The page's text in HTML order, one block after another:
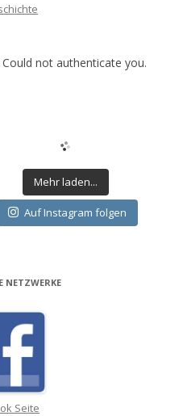
Could not authenticate you.
Mehr laden...
Auf Instagram folgen
NETZWERKE
Seite